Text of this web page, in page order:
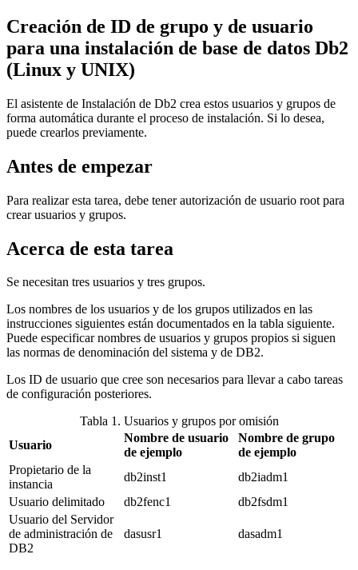
Creación de ID de grupo y de usuario
para una instalación de base de datos Db2
(Linux y UNIX)
El asistente de Instalación de Db2 crea estos usuarios y grupos de
forma automática durante el proceso de instalación. Si lo desea,
puede crearlos previamente.
Antes de empezar
Para realizar esta tarea, debe tener autorización de usuario root para
crear usuarios y grupos.
Acerca de esta tarea
Se necesitan tres usuarios y tres grupos.
Los nombres de los usuarios y de los grupos utilizados en las
instrucciones siguientes están documentados en la tabla siguiente.
Puede especificar nombres de usuarios y grupos propios si siguen
las normas de denominación del sistema y de DB2.
Los ID de usuario que cree son necesarios para llevar a cabo tareas
de configuración posteriores.
Tabla 1. Usuarios y grupos por omisión
Usuario
Nombre de usuario
de ejemplo
Nombre de grupo
de ejemplo
Propietario de la
instancia
db2inst1
db2iadm1
Usuario delimitado
db2fenc1
db2fsdm1
Usuario del Servidor
de administración de
DB2
dasusr1 dasadm1